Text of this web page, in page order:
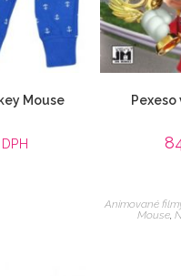
Mouse
Animované
Mouse,